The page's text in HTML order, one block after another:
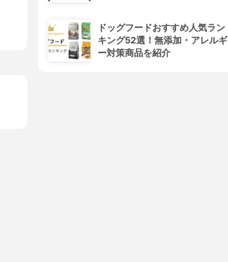
ドッグフードおすすめ人気ラン
キング52選！無添加・アレルギ
ー対策商品を紹介